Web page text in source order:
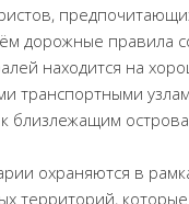
дорожные правила
находится на
транспортными
близлежащим
охраняются в
территорий,